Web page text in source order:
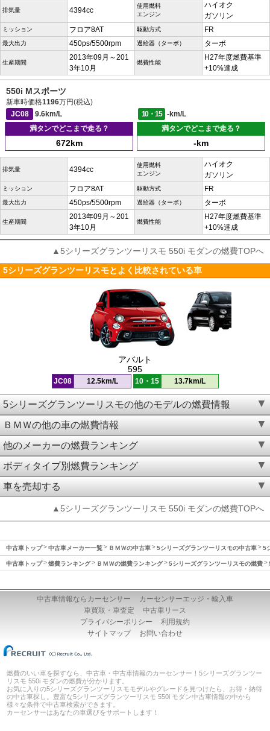
排気量 4394cc
使用燃料
エンジン
ハイオク
ガソリン
ミッション フロア8AT 駆動方式 FR
最大出力 450ps/5500rpm 過給器（ターボ） ターボ
生産期間
2013年09月～201
3年10月
燃費性能
H27年度燃費基準
+10%達成
550i Mスポーツ
新車時価格1196万円(税込)
JC08
9.6km/L 10・15
-km/L
満タンでどこまで走る？
672km
満タンでどこまで走る？
-km
排気量 4394cc
使用燃料
エンジン
ハイオク
ガソリン
ミッション フロア8AT 駆動方式 FR
最大出力 450ps/5500rpm 過給器（ターボ） ターボ
生産期間
2013年09月～201
3年10月
燃費性能
H27年度燃費基準
+10%達成
▲5シリーズグランツーリスモ 550i モダンの燃費TOPへ
5シリーズグランツーリスモとよく比較されている車
アバルト
595
JC08 12.5km/L 10・15 13.7km/L
5シリーズグランツーリスモの他のモデルの燃費情報
ＢＭＷの他の車の燃費情報
他のメーカーの燃費ランキング
ボディタイプ別燃費ランキング
車を売却する
▲5シリーズグランツーリスモ 550i モダンの燃費TOPへ
中古車トップ 中古車メーカー一覧 ＢＭＷの中古車 5シリーズグランツーリスモの中古車 5
中古車トップ 燃費ランキング ＢＭＷの燃費ランキング 5シリーズグランツーリスモの燃費
中古車情報ならカーセンサー
カーセンサーエッジ・輸入車
車買取・車査定
中古車リース
プライバシーポリシー
利用規約
サイトマップ
お問い合わせ
燃費のいい車を探すなら、中古車・中古車情報のカーセンサー！5シリーズグランツー
リスモ 550i モダンの燃費が分かります。
お気に入りの5シリーズグランツーリスモモデルやグレードを見つけたら、お得・納得
の中古車探し。豊富な5シリーズグランツーリスモ 550i モダン中古車情報の中から
様々な条件で中古車検索ができます。
カーセンサーはあなたの車選びをサポートします！